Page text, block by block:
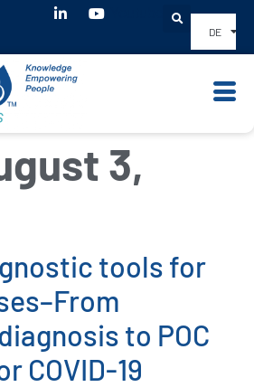
DE
3,
tools for
to POC
COVID-19